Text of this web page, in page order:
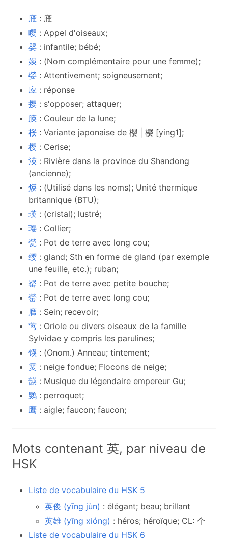
䧹 : 䧹
嘤 : Appel d'oiseaux;
婴 : infantile; bébé;
媖 : (Nom complémentaire pour une femme);
嫈 : Attentivement; soigneusement;
应 : réponse
撄 : s'opposer; attaquer;
朠 : Couleur de la lune;
桜 : Variante japonaise de 櫻 | 樱 [ying1];
樱 : Cerise;
渶 : Rivière dans la province du Shandong
(ancienne);
煐 : (Utilisé dans les noms); Unité thermique
britannique (BTU);
瑛 : (cristal); lustré;
璎 : Collier;
甇 : Pot de terre avec long cou;
缨 : gland; Sth en forme de gland (par exemple
une feuille, etc.); ruban;
罂 : Pot de terre avec petite bouche;
罃 : Pot de terre avec long cou;
膺 : Sein; recevoir;
莺 : Oriole ou divers oiseaux de la famille
Sylvidae y compris les parulines;
锳 : (Onom.) Anneau; tintement;
霙 : neige fondue; Flocons de neige;
韺 : Musique du légendaire empereur Gu;
鹦 : perroquet;
鹰 : aigle; faucon; faucon;
Mots contenant 英, par niveau de
HSK
Liste de vocabulaire du HSK 5
英俊 (yīng jùn) : élégant; beau; brillant
英雄 (yīng xióng) : héros; héroïque; CL: 个
Liste de vocabulaire du HSK 6